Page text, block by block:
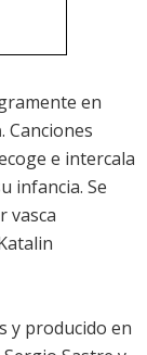
en
. Canciones
e intercala
infancia. Se
vasca
y producido en